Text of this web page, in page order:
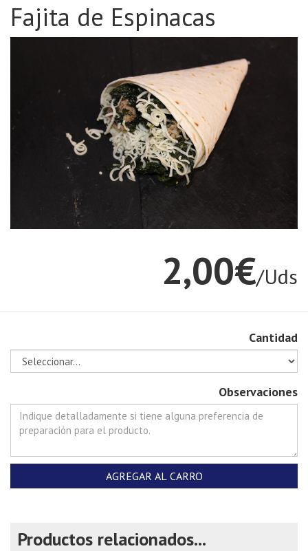
Fajita de Espinacas
2,00€/Uds
Cantidad
Observaciones
AGREGAR AL CARRO
Productos relacionados...